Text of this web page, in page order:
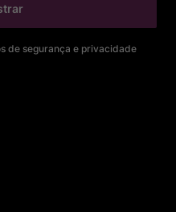
de segurança e privacidade